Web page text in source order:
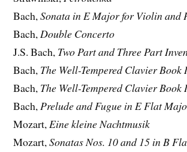
Bach,Sonata in E Major for Violin and
Bach,Double Concerto
J.S. Bach, Two Part and Three Part
Bach, The Well-Tempered Clavier Book
Bach, The Well-Tempered Clavier Book
Bach,Prelude and Fugue in E Flat
Mozart,Eine kleine Nachtmusik
Mozart,Sonatas Nos. 10 and 15 in B